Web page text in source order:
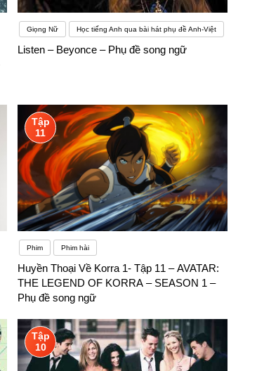
Giọng Nữ Học tiếng Anh qua bài hát phụ đề Anh-Việt
Listen – Beyonce – Phụ đề song ngữ
Tập
11
Phim Phim hài
Huyền Thoại Về Korra 1- Tập 11 – AVATAR:
THE LEGEND OF KORRA – SEASON 1 –
Phụ đề song ngữ
Tập
10